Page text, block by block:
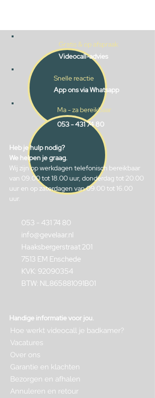
Gratis & op afspraak
Videocall-advies
Snelle reactie
App ons via Whatsapp
Ma - za bereikbaar
053 - 431 74 80
Heb je hulp nodig?
We helpen je graag.
Wij zijn op werkdagen telefonisch bereikbaar
van 09.00 tot 18.00 uur, donderdag tot 20.00
uur en op zaterdagen van 09.00 tot 16.00
uur.
053 - 431 74 80
info@gevelaar.nl
Haaksbergerstraat 201
7513 EM Enschede
KVK: 92090354
BTW: NL865881091B01
Handige informatie voor jou.
Hoe werkt videocall je badkamer?
Vacatures
Over ons
Garantie en klachten
Bezorgen en afhalen
Annuleren en retour